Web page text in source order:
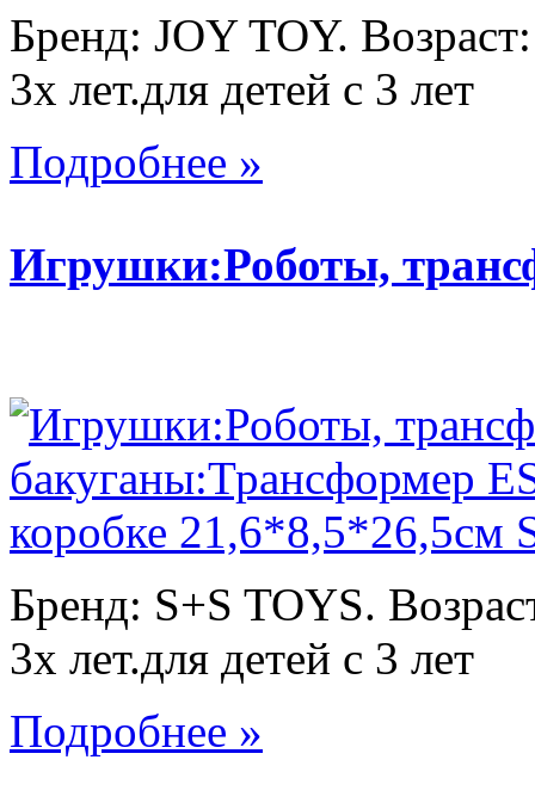
Бренд: JOY TOY.
3х лет.для детей с 3 лет
Подробнее »
Игрушки:Роботы,
Бренд: S+S TOYS.
3х лет.для детей с 3 лет
Подробнее »